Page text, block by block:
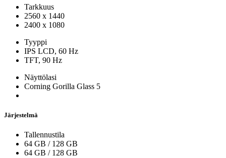
Tarkkuus
2560 x 1440
2400 x 1080
Tyyppi
IPS LCD, 60 Hz
TFT, 90 Hz
Näyttölasi
Corning Gorilla Glass 5
Järjestelmä
Tallennustila
64 GB / 128 GB
64 GB / 128 GB